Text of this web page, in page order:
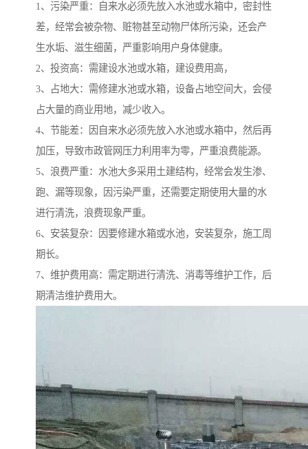
1、污染严重：自来水必须先放入水池或水箱中，密封性
差，经常会被杂物、赃物甚至动物尸体所污染，还会产
生水垢、滋生细菌，严重影响用户身体健康。
2、投资高：需建设水池或水箱，建设费用高，
3、占地大：需修建水池或水箱，设备占地空间大，会侵
占大量的商业用地，减少收入。
4、节能差：因自来水必须先放入水池或水箱中，然后再
加压，导致市政管网压力利用率为零，严重浪费能源。
5、浪费严重：水池大多采用土建结构，经常会发生渗、
跑、漏等现象，因污染严重，还需要定期使用大量的水
进行清洗，浪费现象严重。
6、安装复杂：因要修建水箱或水池，安装复杂，施工周
期长。
7、维护费用高：需定期进行清洗、消毒等维护工作，后
期清洁维护费用大。